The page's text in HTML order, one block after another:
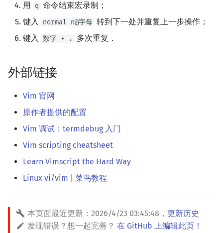
用 q 命令结束宏录制；
键入
normal n@字母 转到下一处并重复上一步操作；
键入 数字 + . 多次重复．
外部链接
Vim 官网
原作者提供的配置
Vim 调试：termdebug 入门
Vim scripting cheatsheet
Learn Vimscript the Hard Way
Linux vi/vim | 菜鸟教程
本页面最近更新： 2026/4/23 03:45:48 ， 更新历史
发现错误？想一起完善？ 在 GitHub 上编辑此页！